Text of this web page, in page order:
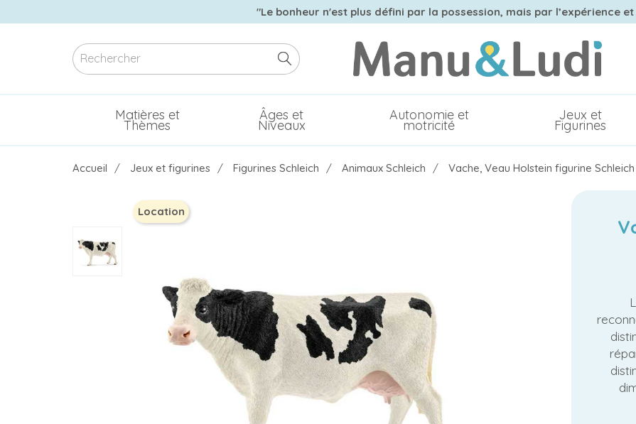
"Le bonheur n'est plus défini par la possession, mais par l’expérience
Matières et
Thèmes
Âges et
Niveaux
Autonomie et
motricité
Jeux et
Figurines
Accueil Jeux et figurines Figurines Schleich Animaux Schleich Vache, Veau Holstein figurine Schleich
Location